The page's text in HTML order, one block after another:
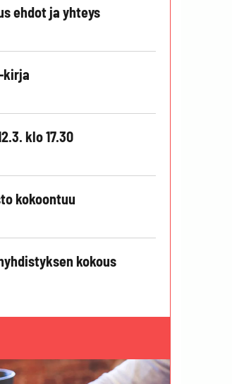
ehdot ja yhteys
kirja
klo 17.30
kokoontuu
kokous